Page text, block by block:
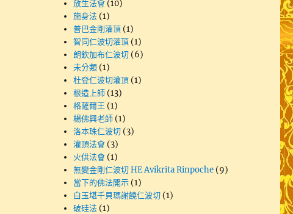
放生法會 (10)
施身法 (1)
普巴金剛灌頂 (1)
智同仁波切灌頂 (1)
朗欽加布仁波切 (6)
未分類 (1)
杜登仁波切灌頂 (1)
根造上師 (13)
格薩爾王 (1)
楊佛興老師 (1)
洛本珠仁波切 (3)
灌頂法會 (3)
火供法會 (1)
無變金剛仁波切 HE Avikrita Rinpoche (9)
當下的佛法開示 (1)
白玉堪千貝瑪謝饒仁波切 (1)
破硅法 (1)